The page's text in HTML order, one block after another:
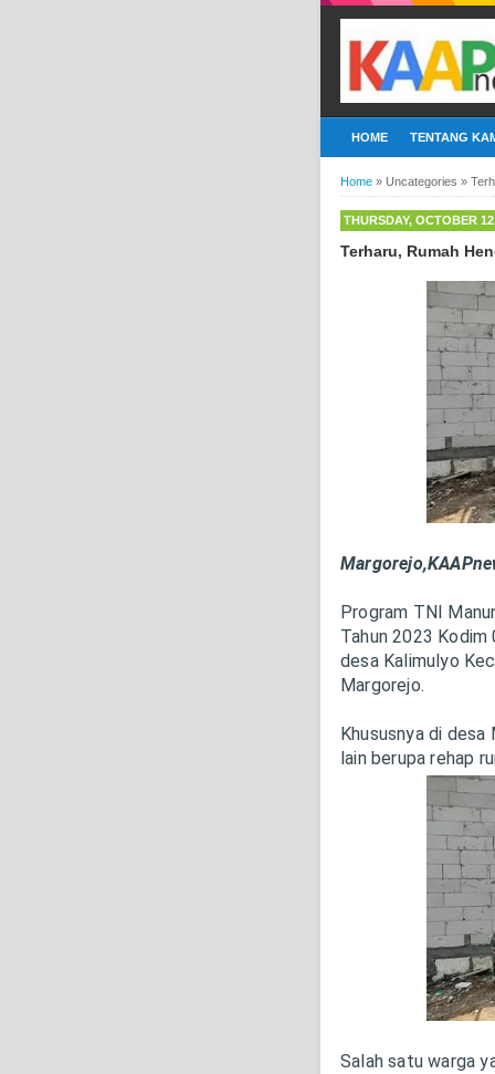
HOME TENTANG
Home » Uncategories »
THURSDAY, OCTOBER
Terharu, Rumah
Program TNI
Tahun 2023
desa Kalimulyo
Margorejo.
Khususnya di desa
lain berupa rehap
Salah satu warga